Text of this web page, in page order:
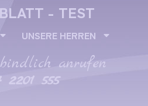
- TEST
UNSERE HERREN
anrufen
2201 555